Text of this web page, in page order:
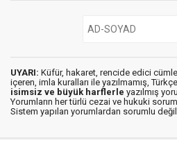
UYARI: Küfür, hakaret, rencide edici
içeren, imla kuralları ile yazılmamış,
isimsiz ve büyük harflerle yazılmış
Yorumların her türlü cezai ve hukuki
Sistem yapılan yorumlardan sorumlu